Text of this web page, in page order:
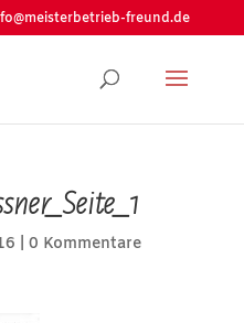
freund.de
0 Kommentare